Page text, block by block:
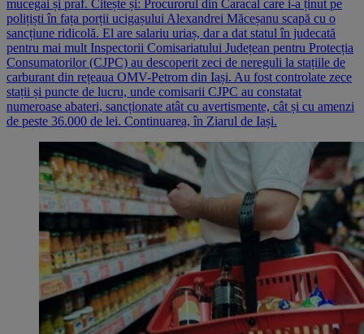
mucegai și praf. Citește și: Procurorul din Caracal care i-a ținut pe
polițiști în fața porții ucigașului Alexandrei Măceșanu scapă cu o
sancțiune ridicolă. El are salariu uriaș, dar a dat statul în judecată
pentru mai mult Inspectorii Comisariatului Județean pentru Protecția
Consumatorilor (CJPC) au descoperit zeci de nereguli la stațiile de
carburant din rețeaua OMV-Petrom din Iași. Au fost controlate zece
stații și puncte de lucru, unde comisarii CJPC au constatat
numeroase abateri, sancționate atât cu avertismente, cât și cu amenzi
de peste 36.000 de lei. Continuarea, în Ziarul de Iași.